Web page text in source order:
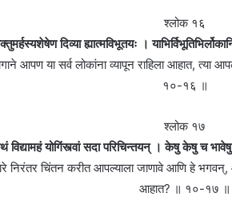
श्लोक १६
दिव्या ह्यात्मविभूतयः ।
आपण या सर्व लोकांना व्यापून राहिला आहात, त्या
१०-१६ ॥
श्लोक १७
विद्यामहं योगिंस्त्वां सदा परिचिन्तयन्‌ । केषु केषु च
निरंतर चिंतन करीत आपल्याला जाणावे आणि हे
आहात? ॥ १०-१७ ॥